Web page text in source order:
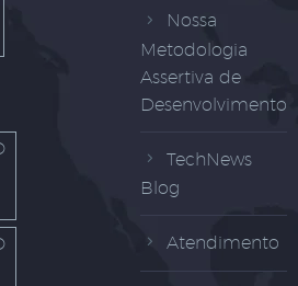
Nossa
Metodologia
Assertiva de
Desenvolvimento
TechNews
Blog
Atendimento